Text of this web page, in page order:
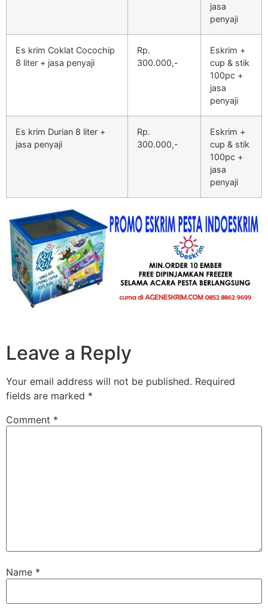
jasa
penyaji
Es krim Coklat Cocochip
8 liter + jasa penyaji
Rp.
300.000,-
Eskrim +
cup & stik
100pc +
jasa
penyaji
Es krim Durian 8 liter +
jasa penyaji
Rp.
300.000,-
Eskrim +
cup & stik
100pc +
jasa
penyaji
Leave a Reply
Your email address will not be published. Required
fields are marked *
Comment *
Name *